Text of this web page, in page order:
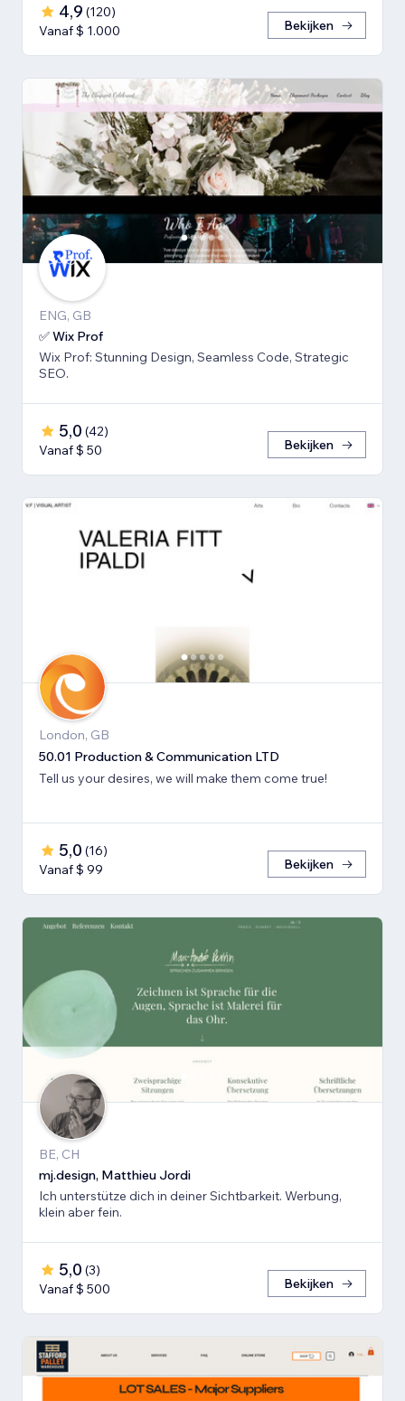
4,9 (120)
Vanaf $ 1.000
Bekijken
ENG, GB
✅ Wix Prof
Wix Prof: Stunning Design, Seamless Code, Strategic
SEO.
5,0 (42)
Vanaf $ 50
Bekijken
London, GB
50.01 Production & Communication LTD
Tell us your desires, we will make them come true!
5,0 (16)
Vanaf $ 99
Bekijken
BE, CH
mj.design, Matthieu Jordi
Ich unterstütze dich in deiner Sichtbarkeit. Werbung,
klein aber fein.
5,0 (3)
Vanaf $ 500
Bekijken